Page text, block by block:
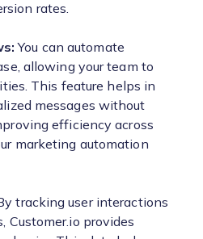
rates.
You can automate
allowing your team to
This feature helps in
messages without
efficiency across
marketing automation
tracking user interactions
Customer.io provides